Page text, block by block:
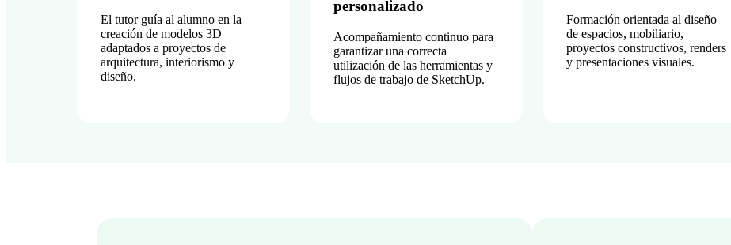
El tutor guía al alumno en la
creación de modelos 3D
adaptados a proyectos de
arquitectura, interiorismo y
diseño.
personalizado
Acompañamiento continuo para
garantizar una correcta
utilización de las herramientas y
flujos de trabajo de SketchUp.
Formación orientada al diseño
de espacios, mobiliario,
proyectos constructivos, renders
y presentaciones visuales.